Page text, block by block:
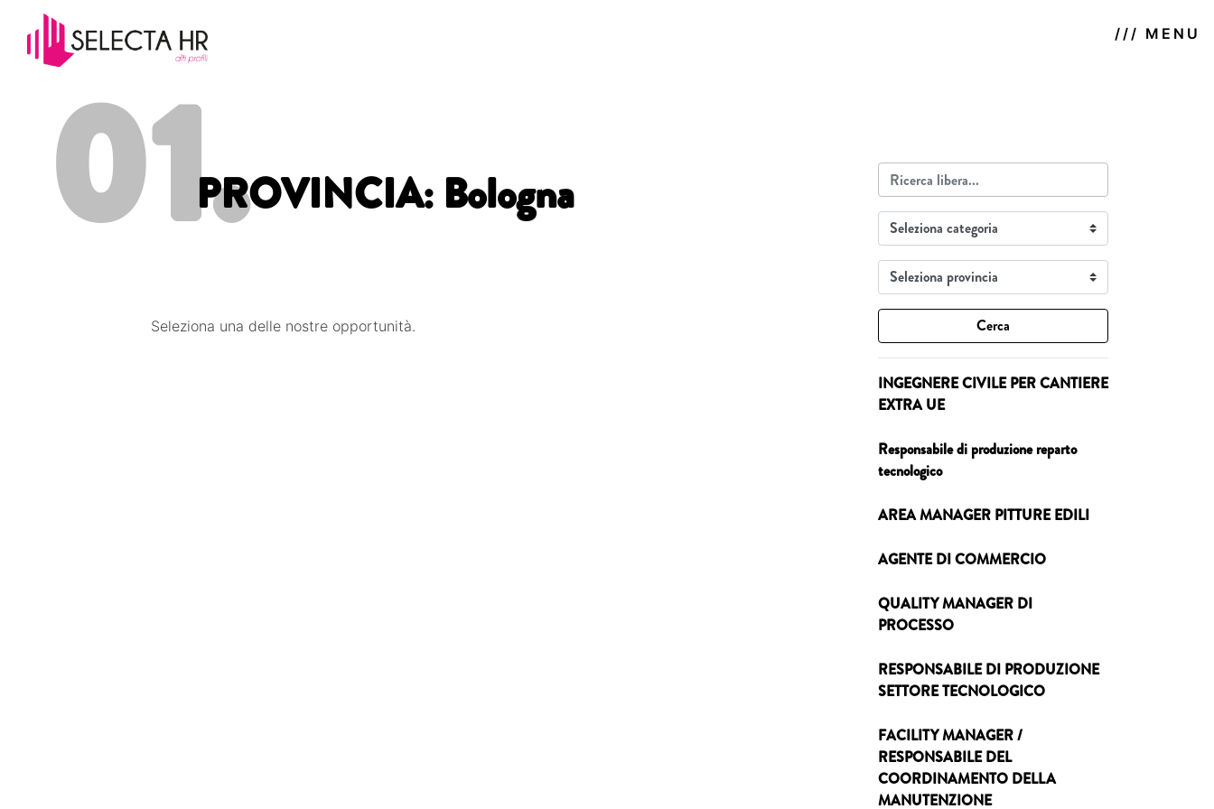
/// MENU
01.PROVINCIA: Bologna
Seleziona una delle nostre opportunità. Cerca
INGEGNERE CIVILE PER CANTIERE
EXTRA UE
Responsabile di produzione reparto
tecnologico
AREA MANAGER PITTURE EDILI
AGENTE DI COMMERCIO
QUALITY MANAGER DI
PROCESSO
RESPONSABILE DI PRODUZIONE
SETTORE TECNOLOGICO
FACILITY MANAGER /
RESPONSABILE DEL
COORDINAMENTO DELLA
MANUTENZIONE